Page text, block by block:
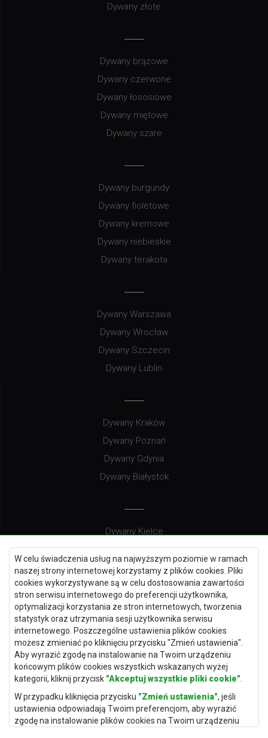
W celu świadczenia usług na najwyższym poziomie w ramach
naszej strony internetowej korzystamy z plików cookies. Pliki
cookies wykorzystywane są w celu dostosowania zawartości
stron serwisu internetowego do preferencji użytkownika,
optymalizacji korzystania ze stron internetowych, tworzenia
statystyk oraz utrzymania sesji użytkownika serwisu
internetowego. Poszczególne ustawienia plików cookies
możesz zmieniać po kliknięciu przycisku "Zmień ustawienia".
Aby wyrazić zgodę na instalowanie na Twoim urządzeniu
końcowym plików cookies wszystkich wskazanych wyżej
kategorii, kliknij przycisk "Akceptuj wszystkie pliki cookie"
W przypadku kliknięcia przycisku "Zmień ustawienia", jeśli
ustawienia odpowiadają Twoim preferencjom, aby wyrazić
zgodę na instalowanie plików cookies na Twoim urządzeniu
Dywany złote
Dywany brązowe
Dywany czerwone
Dywany łososiowe
Dywany miętowe
Dywany szare
Dywany burgundy
Dywany fioletowe
Dywany kremowe
Dywany niebieskie
Dywany terakota
Dywany Warszawa
Dywany Wrocław
Dywany Szczecin
Dywany Lublin
Dywany Kraków
Dywany Poznań
Dywany Gdynia
Dywany Białystok
Dywany Kielce
Dywany Gdańsk
Dywany Toruń
Dywany Bydgoszcz
Dywany Łódź
Dywany Katowice
Dywany Rzeszów
Dywany Częstochowa